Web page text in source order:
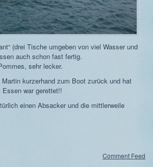
(drei Tische umgeben von viel Wasser und
auch schon fast fertig.
sehr lecker.
kurzerhand zum Boot zurück und hat
war gerettet!!
einen Absacker und die mittlerweile
Comment Feed